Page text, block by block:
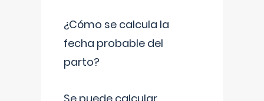
¿Cómo se calcula la
fecha probable del
parto?